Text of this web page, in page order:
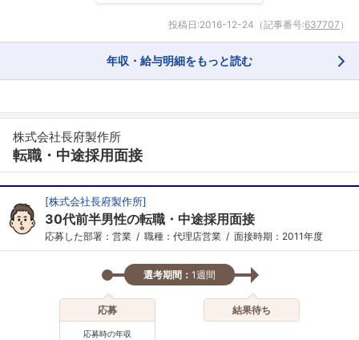
投稿日:2016-12-24 （記事番号:637707 ）
年収・給与明細をもっと読む
株式会社長府製作所
転職・中途採用面接
[株式会社長府製作所]
30代前半男性の転職・中途採用面接
応募した部署：営業 職種：代理店営業 面接時期：2011年度
選考期間： 1週間
応募
応募時の年収
結果待ち